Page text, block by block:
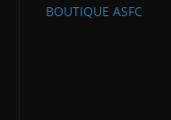
BOUTIQUE ASFC